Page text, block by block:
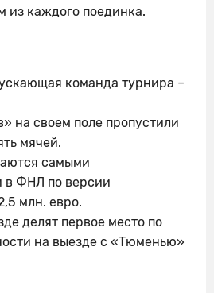
из каждого поединка.
команда турнира –
на своем поле пропустили
мячей.
самыми
в ФНЛ по версии
млн. евро.
делят первое место по
на выезде с «Тюменью»